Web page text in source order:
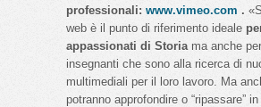
professionali: www.vimeo.com .
web è il punto di riferimento ideale
appassionati di Storiama anche
insegnanti che sono alla ricerca di
multimediali per il loro lavoro. Ma
potranno approfondire o “ripassare”